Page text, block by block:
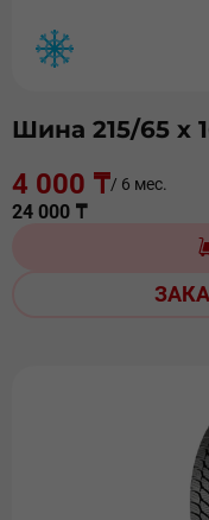
Шина 215/65 х
4 000 ₸/ 6 мес.
24 000 ₸